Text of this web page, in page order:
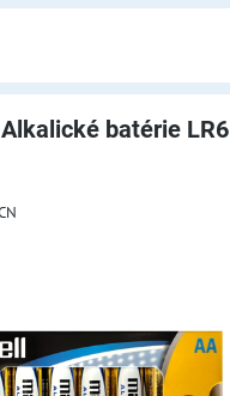
batérie LR6